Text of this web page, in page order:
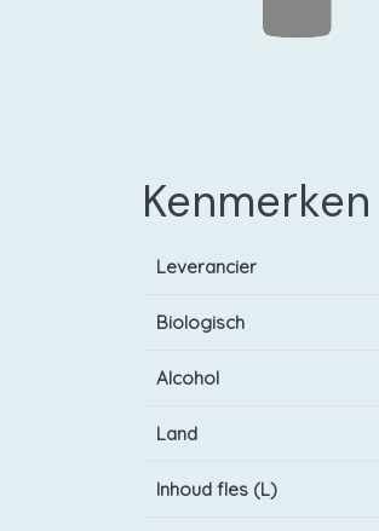
Kenmerken
Leverancier
Biologisch
Alcohol
Land
Inhoud fles (L)